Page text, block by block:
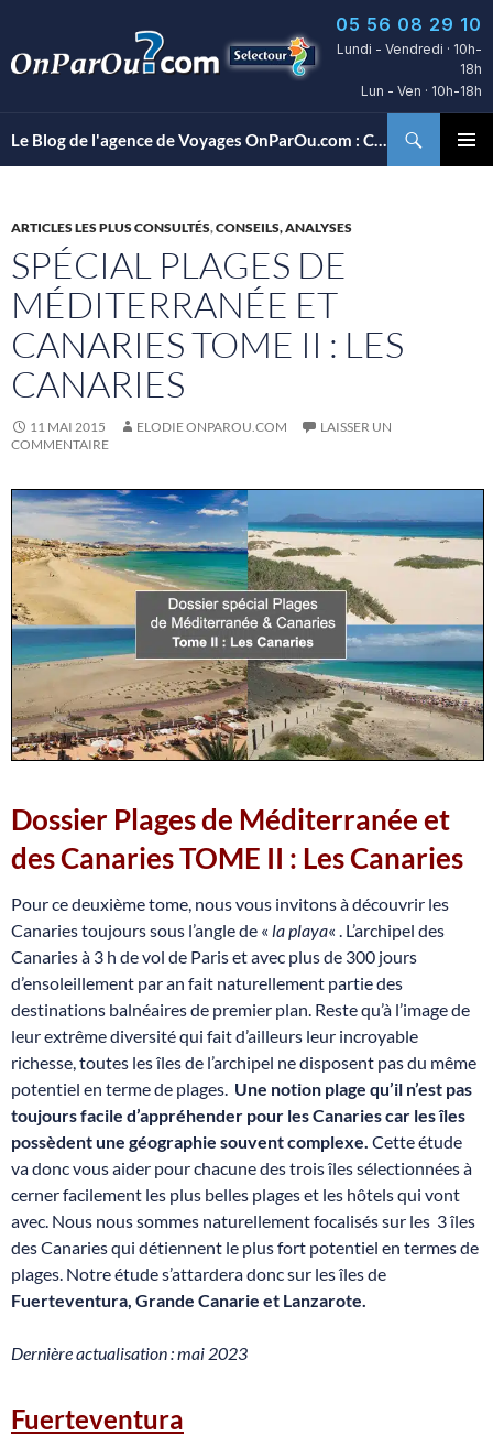
contenu
05 56 08 29 10
Lundi - Vendredi · 10h-
18h
Lun - Ven · 10h-18h
Le Blog de l'agence de Voyages OnParOu.com : Conseils, découvertes d’hôtels et bons plans voyages…
ARTICLES LES PLUS CONSULTÉS,CONSEILS, ANALYSES
SPÉCIAL PLAGES DE
MÉDITERRANÉE ET
CANARIES TOME II : LES
CANARIES
11 MAI 2015 ELODIE ONPAROU.COM
LAISSER UN
COMMENTAIRE
Dossier Plages de Méditerranée et
des CanariesTOME II : Les Canaries
Pour ce deuxième tome, nous vous invitons à découvrir les
Canaries toujours sous l’angle de « la playa« . L’archipel des
Canaries à 3 h de vol de Paris et avec plus de 300 jours
d’ensoleillement par an fait naturellement partie des
destinations balnéaires de premier plan. Reste qu’à l’image de
leur extrême diversité qui fait d’ailleurs leur incroyable
richesse, toutes les îles de l’archipel ne disposent pas du même
potentiel en terme de plages. Une notion plage qu’il n’est pas
toujours facile d’appréhender pour les Canaries car les îles
possèdent une géographie souvent complexe. Cette étude
va donc vous aider pour chacune des trois îles sélectionnées à
cerner facilement les plus belles plages et les hôtels qui vont
avec. Nous nous sommes naturellement focalisés sur les 3 îles
des Canaries qui détiennent le plus fort potentiel en termes de
plages. Notre étude s’attardera donc sur les îles de
Fuerteventura, Grande Canarie et Lanzarote.
Dernière actualisation : mai 2023
Fuerteventura